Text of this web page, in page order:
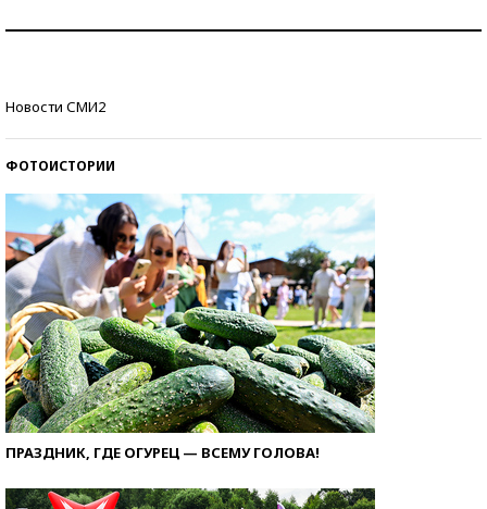
Новости СМИ2
ФОТОИСТОРИИ
ПРАЗДНИК, ГДЕ ОГУРЕЦ — ВСЕМУ ГОЛОВА!